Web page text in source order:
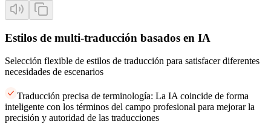
Estilos de multi-traducción basados en IA
Selección flexible de estilos de traducción para satisfacer diferentes
necesidades de escenarios
Traducción precisa de terminología: La IA coincide de forma
inteligente con los términos del campo profesional para mejorar la
precisión y autoridad de las traducciones